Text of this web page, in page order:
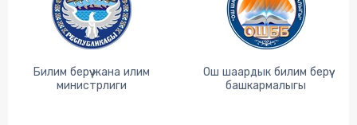
Билим берүү жана илим
министрлиги
Ош шаардык билим берүү
башкармалыгы